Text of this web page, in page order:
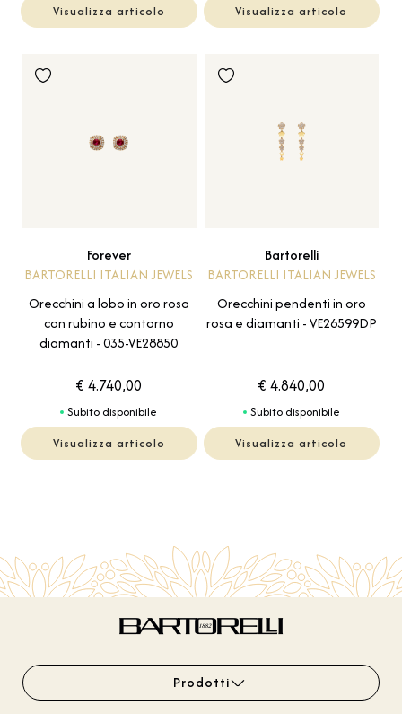
Visualizza articolo
Visualizza articolo
Forever
BARTORELLI ITALIAN JEWELS
Orecchini a lobo in oro rosa
con rubino e contorno
diamanti - 035-VE28850
€ 4.740,00
Subito disponibile
Visualizza articolo
Bartorelli
BARTORELLI ITALIAN JEWELS
Orecchini pendenti in oro
rosa e diamanti - VE26599DP
€ 4.840,00
Subito disponibile
Visualizza articolo
Prodotti